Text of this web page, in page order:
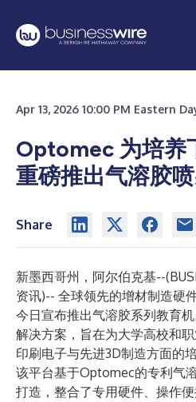
Apr 13, 2026 10:00 PM Eastern
Optomec 为培养
重磅推出气溶胶
Share
新墨西哥州，阿尔伯克基--(
资讯)-- 全球领先的增材制造硬
今日宣布推出气溶胶系列教育
解决方案，旨在为大学高校和
印刷电子与先进3D制造方面的培
该平台基于Optomec的专利气
打造，整合了专用硬件、操作